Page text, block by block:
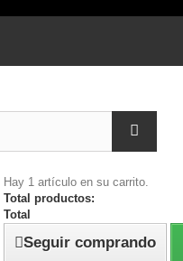
Hay 1 artículo en su carrito.
Total productos:
Total
Seguir comprando